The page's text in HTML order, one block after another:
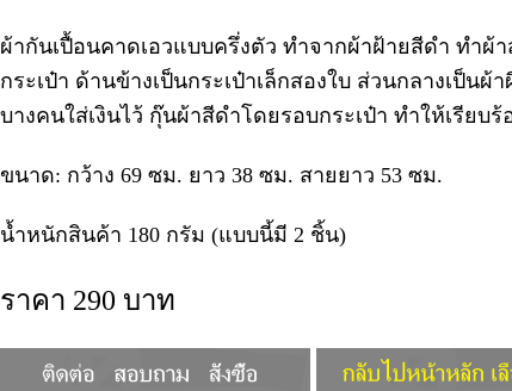
ผ้ากันเปื้อนคาดเอวแบบครึ่งตัว ทำจากผ้าฝ้ายสีดำ ทำ
กระเป๋า ด้านข้างเป็นกระเป๋าเล็กสองใบ ส่วนกลางเป็
บางคนใส่เงินไว้ กุ๊นผ้าสีดำโดยรอบกระเป๋า ทำให้เรียบ
ขนาด: กว้าง 69 ซม. ยาว 38 ซม. สายยาว 53 ซม.
น้ำหนักสินค้า 180 กรัม (แบบนี้มี 2 ชิ้น)
ราคา 290 บาท